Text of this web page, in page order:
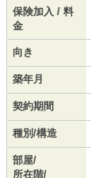
保険加入 / 料
金
向き
築年月
契約期間
種別/構造
部屋/
所在階/